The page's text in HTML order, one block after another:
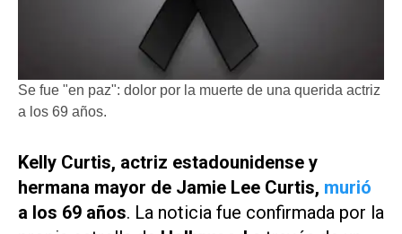
Se fue "en paz": dolor por la muerte de una querida actriz
a los 69 años.
Kelly Curtis, actriz estadounidense y
hermana mayor de Jamie Lee Curtis, murió
a los 69 años. La noticia fue confirmada por la